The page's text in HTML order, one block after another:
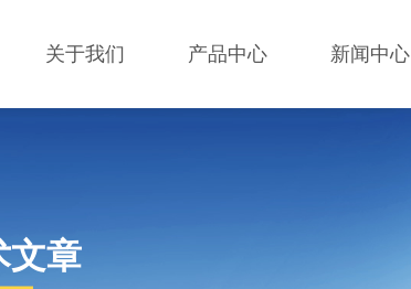
关于我们 产品中心 新闻中心
文章